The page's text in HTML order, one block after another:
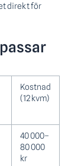
direkt för
Kostnad
(12 kvm)
40 000–
80 000
kr